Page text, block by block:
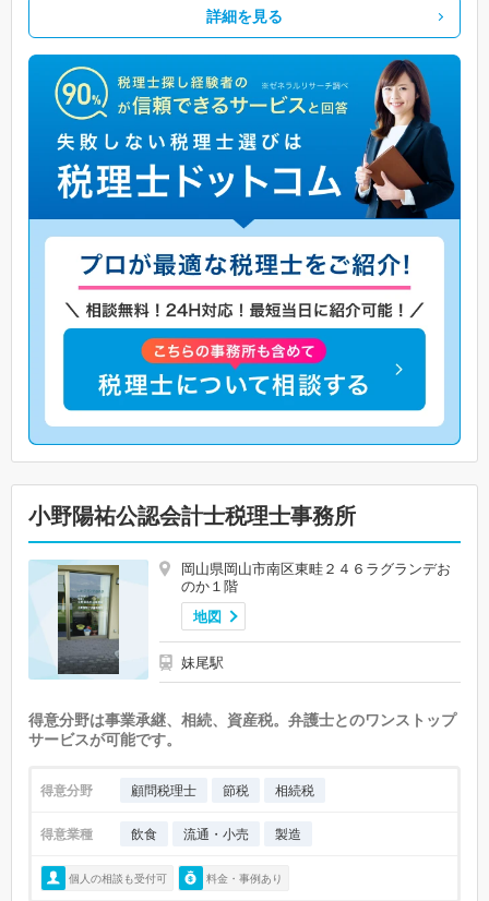
詳細を見る
小野陽祐公認会計士税理士事務所
岡山県岡山市南区東畦２４６ラグランデお
のか１階
地図
妹尾駅
得意分野は事業承継、相続、資産税。弁護士とのワンストップ
サービスが可能です。
得意分野 顧問税理士 節税 相続税
得意業種 飲食 流通・小売 製造
個人の相談も受付可 料金・事例あり